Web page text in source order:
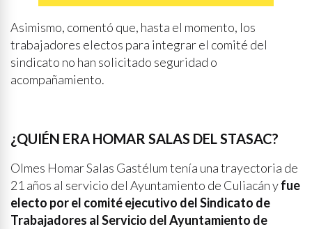
Asimismo, comentó que, hasta el momento, los
trabajadores electos para integrar el comité del
sindicato no han solicitado seguridad o
acompañamiento.
¿QUIÉN ERA HOMAR SALAS DEL STASAC?
Olmes Homar Salas Gastélum tenía una trayectoria de
21 años al servicio del Ayuntamiento de Culiacán yfue
electo por el comité ejecutivo del Sindicato de
Trabajadores al Servicio del Ayuntamiento de